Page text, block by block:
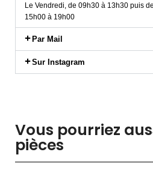
Le Vendredi, de 09h30 à 13h30 puis de
15h00 à 19h00
Par Mail
Sur Instagram
Vous pourriez
pièces